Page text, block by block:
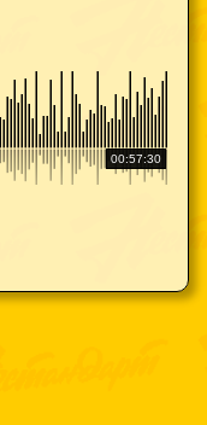
00:57:30